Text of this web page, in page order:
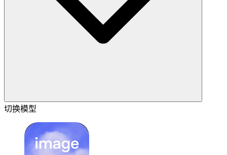
切换模型